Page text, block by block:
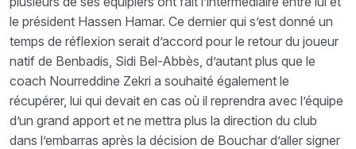
le président Hassen Hamar. Ce dernier qui s’est donné un
temps de réflexion serait d’accord pour le retour du joueur
natif de Benbadis, Sidi Bel-Abbès, d’autant plus que le
coach Nourreddine Zekri a souhaité également le
récupérer, lui qui devait en cas où il reprendra avec l’équipe
d’un grand apport et ne mettra plus la direction du club
dans l’embarras après la décision de Bouchar d’aller signer